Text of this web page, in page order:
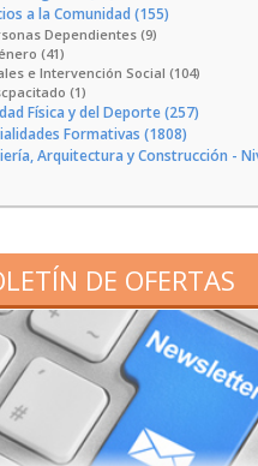
a la Comunidad (155)
Dependientes (9)
(41)
e Intervención Social (104)
(1)
Física y del Deporte (257)
Formativas (1808)
Arquitectura y Construcción -
DE OFERTAS